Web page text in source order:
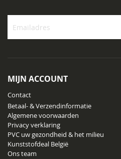
nieuwsbrief
MIJN ACCOUNT
Contact
Betaal- & Verzendinformatie
Algemene voorwaarden
Privacy verklaring
PVC uw gezondheid & het milieu
Kunststofdeal België
Ons team